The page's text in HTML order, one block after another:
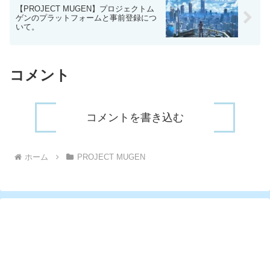
【PROJECT MUGEN】プロジェクトム
ゲンのプラットフォームと事前登録につ
いて。
コメント
コメントを書き込む
ホーム PROJECT MUGEN